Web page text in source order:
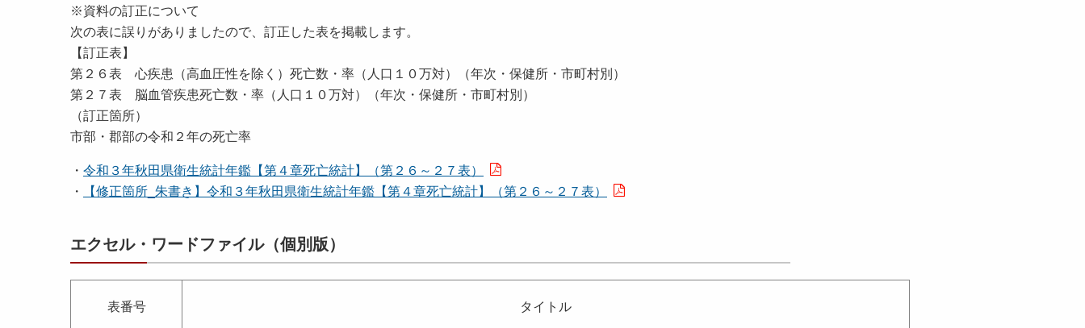
※資料の訂正について
次の表に誤りがありましたので、訂正した表を掲載します。
【訂正表】
第２６表 心疾患（高血圧性を除く）死亡数・率（人口１０万対）（年次・保健所・市町村別）
第２７表 脳血管疾患死亡数・率（人口１０万対）（年次・保健所・市町村別）
（訂正箇所）
市部・郡部の令和２年の死亡率
・ 令和３年秋田県衛生統計年鑑【第４章死亡統計】（第２６～２７表）
・
【修正箇所_朱書き】令和３年秋田県衛生統計年鑑【第４章死亡統計】（第２６～２７表）
エクセル・ワードファイル（個別版）
表番号 タイトル